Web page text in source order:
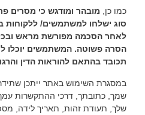
כמו כן, מובהר ומודגש כי מסרים
סוג ישלחו למשתמשים/ ללקוחות
לאחר הסכמה מפורשת מראש
הסרה פשוטה. המשתמשים יוכלו
תכובד בהתאם להוראות הדין
במסגרת השימוש באתר ייתכן
שמך, כתובתך, דרכי ההתקשרות
שלך, תעודת זהות, תאריך לידה,